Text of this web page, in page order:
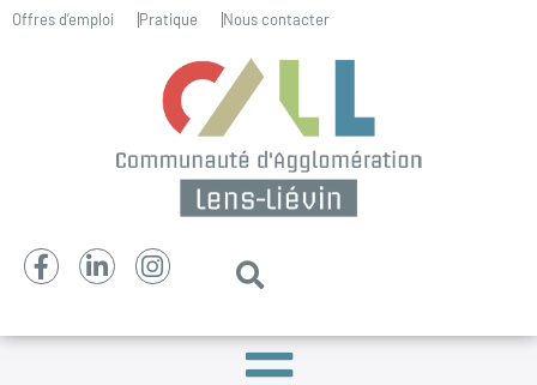
Offres d’emploi Pratique Nous contacter